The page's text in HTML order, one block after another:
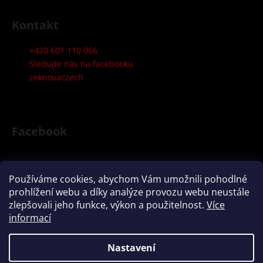
Používáme cookies, abychom Vám umožnili pohodlné
prohlížení webu a díky analýze provozu webu neustále
zlepšovali jeho funkce, výkon a použitelnost. Více
informací
Nastavení
Kontakt
+420 601 110 066
Sledujte nás na facebooku
zeknovaczech
Facebook
Přijímáme online platby